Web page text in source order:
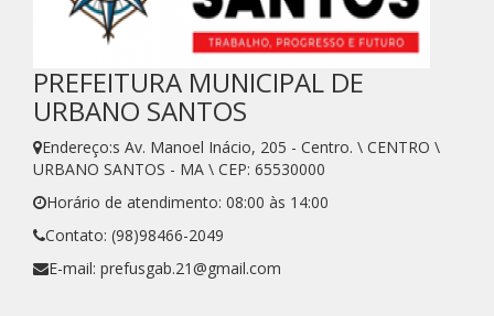
PREFEITURA MUNICIPAL DE
URBANO SANTOS
Endereço:s Av. Manoel Inácio, 205 - Centro. \ CENTRO \
URBANO SANTOS - MA \ CEP: 65530000
Horário de atendimento: 08:00 às 14:00
Contato: (98)98466-2049
E-mail: prefusgab.21@gmail.com